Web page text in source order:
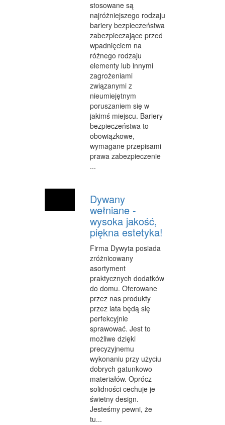
WYPOCZYNEK
URODA
DIETETYKA, ODCHUDZANIE
KOSMETYKI
LECZENIE
SALONY KOSMETYCZNE
SPRZĘT MEDYCZNY
SOFTWARE
OPROGRAMOWANIE
STRONY INTERNETOWE
KONTAKT
stosowane są
najróżniejszego rodzaju
bariery bezpieczeństwa
zabezpieczające przed
wpadnięciem na
różnego rodzaju
elementy lub innymi
zagrożeniami
związanymi z
nieumiejętnym
poruszaniem się w
jakimś miejscu. Bariery
bezpieczeństwa to
obowiązkowe,
wymagane przepisami
prawa zabezpieczenie
...
Dywany
wełniane -
wysoka jakość,
piękna estetyka!
Firma Dywyta posiada
zróżnicowany
asortyment
praktycznych dodatków
do domu. Oferowane
przez nas produkty
przez lata będą się
perfekcyjnie
sprawować. Jest to
możliwe dzięki
precyzyjnemu
wykonaniu przy użyciu
dobrych gatunkowo
materiałów. Oprócz
solidności cechuje je
świetny design.
Jesteśmy pewni, że
tu...